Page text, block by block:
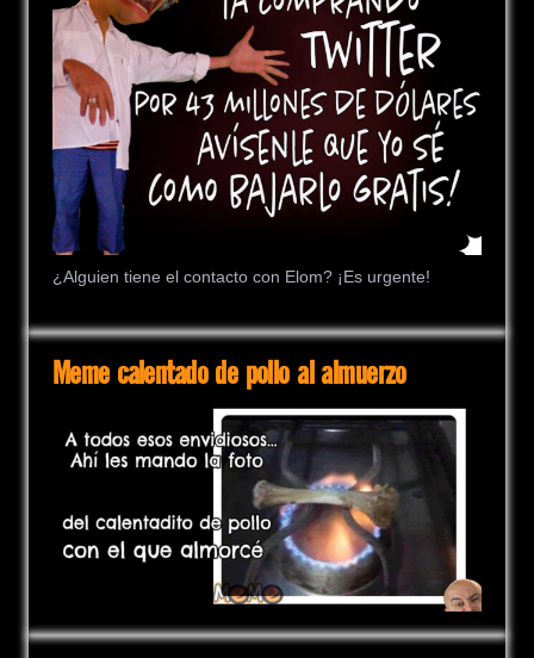
¿Alguien tiene el contacto con Elom? ¡Es urgente!
Meme calentado de pollo al almuerzo